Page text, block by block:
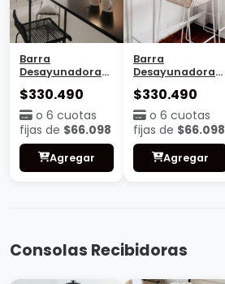
Barra
Desayunadora
$330.490
o 6 cuotas
fijas de $66.098
Agregar
Barra
Desayunadora
$330.490
o 6 cuotas
fijas de $66.098
Agregar
Consolas Recibidoras